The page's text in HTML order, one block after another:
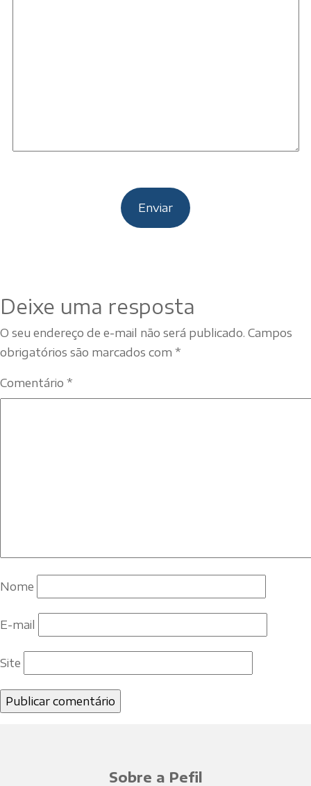
Deixe uma resposta
O seu endereço de e-mail não será publicado. Campos
obrigatórios são marcados com *
Comentário *
Nome
E-mail
Site
Sobre a Pefil